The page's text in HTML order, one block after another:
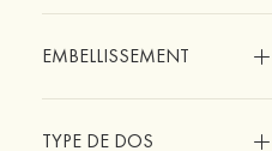
EMBELLISSEMENT
TYPE DE DOS